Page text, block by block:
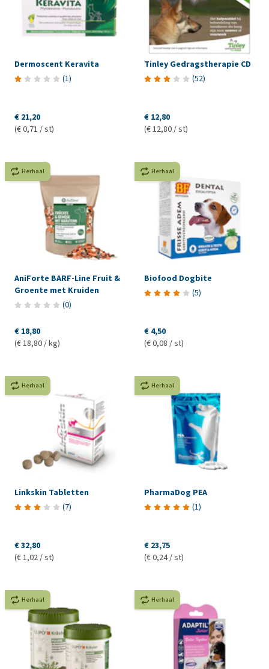
Dermoscent Keravita
(1)
€ 21,20
(€ 0,71 / st)
Tinley Gedragstherapie CD
(52)
€ 12,80
(€ 12,80 / st)
Herhaal
AniForte BARF-Line Fruit &
Groente met Kruiden
(0)
€ 18,80
(€ 18,80 / kg)
Herhaal
Biofood Dogbite
(5)
€ 4,50
(€ 0,08 / st)
Herhaal
Linkskin Tabletten
(7)
€ 32,80
(€ 1,02 / st)
Herhaal
PharmaDog PEA
(1)
€ 23,75
(€ 0,24 / st)
Herhaal Herhaal